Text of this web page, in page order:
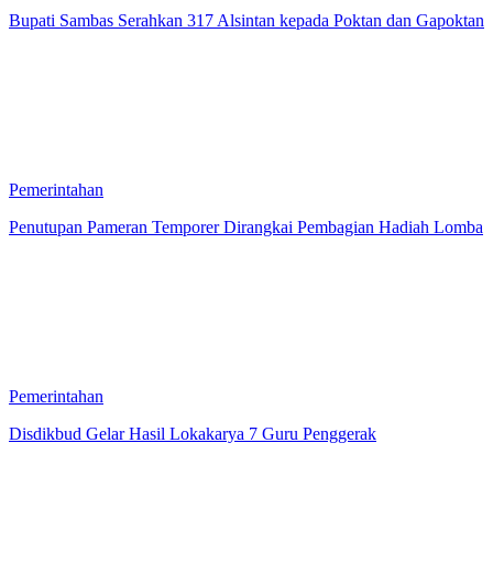
Bupati Sambas Serahkan 317 Alsintan kepada Poktan dan Gapoktan
Pemerintahan
Penutupan Pameran Temporer Dirangkai Pembagian Hadiah Lomba
Pemerintahan
Disdikbud Gelar Hasil Lokakarya 7 Guru Penggerak